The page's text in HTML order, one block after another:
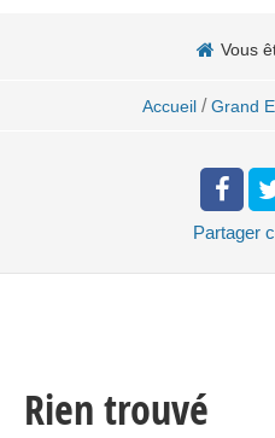
Vous
Accueil / Grand
Partager
Rien trouvé